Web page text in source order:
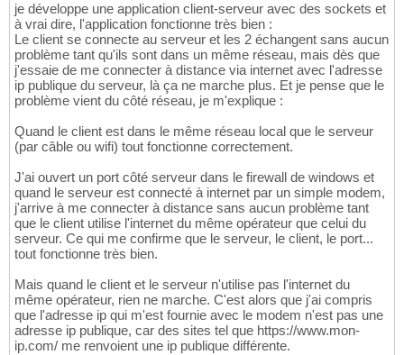
je développe une application client-serveur avec des sockets et
à vrai dire, l'application fonctionne très bien :
Le client se connecte au serveur et les 2 échangent sans aucun
problème tant qu'ils sont dans un même réseau, mais dès que
j'essaie de me connecter à distance via internet avec l'adresse
ip publique du serveur, là ça ne marche plus. Et je pense que le
problème vient du côté réseau, je m'explique :
Quand le client est dans le même réseau local que le serveur
(par câble ou wifi) tout fonctionne correctement.
J'ai ouvert un port côté serveur dans le firewall de windows et
quand le serveur est connecté à internet par un simple modem,
j'arrive à me connecter à distance sans aucun problème tant
que le client utilise l'internet du même opérateur que celui du
serveur. Ce qui me confirme que le serveur, le client, le port...
tout fonctionne très bien.
Mais quand le client et le serveur n'utilise pas l'internet du
même opérateur, rien ne marche. C'est alors que j'ai compris
que l'adresse ip qui m'est fournie avec le modem n'est pas une
adresse ip publique, car des sites tel que https://www.mon-
ip.com/ me renvoient une ip publique différente.